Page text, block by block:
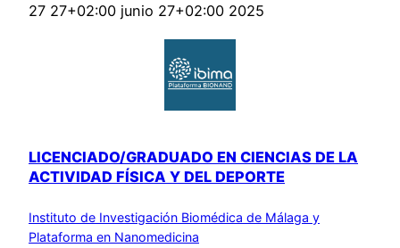
27 27+02:00 junio 27+02:00 2025
LICENCIADO/GRADUADO EN CIENCIAS DE LA
ACTIVIDAD FÍSICA Y DEL DEPORTE
Instituto de Investigación Biomédica de Málaga y
Plataforma en Nanomedicina